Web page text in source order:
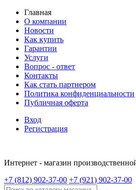
Главная
О компании
Новости
Как купить
Гарантии
Услуги
Вопрос - ответ
Контакты
Как стать партнером
Политика конфиденциальности
Публичная оферта
Вход
Регистрация
Интернет - магазин
+7 (812) 902-37-00 +7 (921) 902-37-00